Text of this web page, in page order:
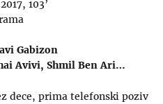
103’
Gabizon
Avivi, Shmil Ben Ari…
dece, prima telefonski poziv